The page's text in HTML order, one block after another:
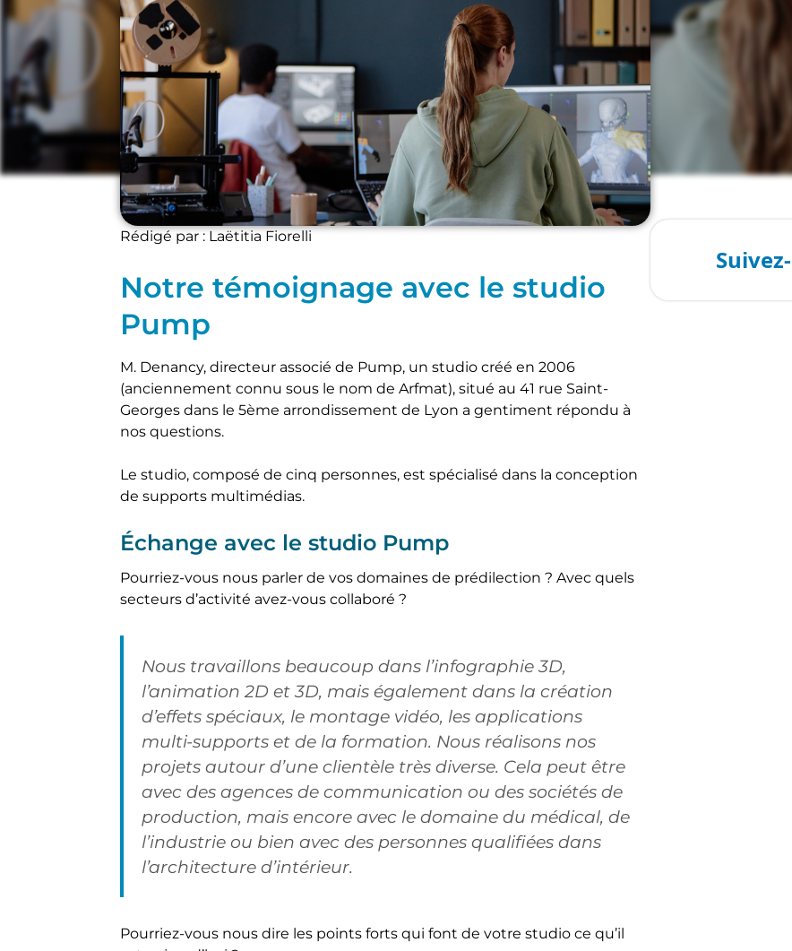
Media
Rédigé par : Laëtitia Fiorelli
Notre témoignage avec le studio
Pump
M. Denancy, directeur associé de Pump, un studio créé en 2006
(anciennement connu sous le nom de Arfmat), situé au 41 rue Saint-
Georges dans le 5ème arrondissement de Lyon a gentiment répondu à
nos questions.
Le studio, composé de cinq personnes, est spécialisé dans la conception
de supports multimédias.
Échange avec le studio Pump
Pourriez-vous nous parler de vos domaines de prédilection ? Avec quels
secteurs d’activité avez-vous collaboré ?
Nous travaillons beaucoup dans l’infographie 3D,
l’animation 2D et 3D, mais également dans la création
d’effets spéciaux, le montage vidéo, les applications
multi-supports et de la formation. Nous réalisons nos
projets autour d’une clientèle très diverse. Cela peut être
avec des agences de communication ou des sociétés de
production, mais encore avec le domaine du médical, de
l’industrie ou bien avec des personnes qualifiées dans
l’architecture d’intérieur.
Pourriez-vous nous dire les points forts qui font de votre studio ce qu’il